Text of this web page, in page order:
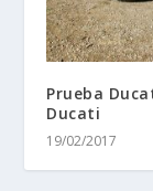
Prueba
Ducati
19/02/2017